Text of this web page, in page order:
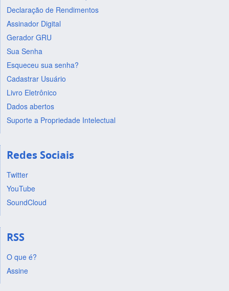
Declaração de Rendimentos
Assinador Digital
Gerador GRU
Sua Senha
Esqueceu sua senha?
Cadastrar Usuário
Livro Eletrônico
Dados abertos
Suporte a Propriedade Intelectual
Redes Sociais
Twitter
YouTube
SoundCloud
RSS
O que é?
Assine